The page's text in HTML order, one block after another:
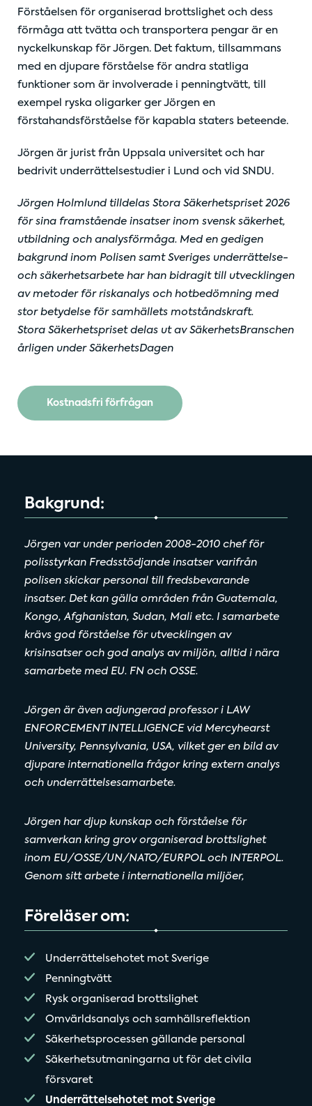
Bakgrund:
Jörgen var under perioden 2008-2010 chef för
polisstyrkan Fredsstödjande insatser varifrån
polisen skickar personal till fredsbevarande
insatser. Det kan gälla områden från Guatemala,
Kongo, Afghanistan, Sudan, Mali etc. I samarbete
krävs god förståelse för utvecklingen av
krisinsatser och god analys av miljön, alltid i nära
samarbete med EU. FN och OSSE.
Jörgen är även adjungerad professor i LAW
ENFORCEMENT INTELLIGENCE vid Mercyhearst
University, Pennsylvania, USA, vilket ger en bild av
djupare internationella frågor kring extern analys
och underrättelsesamarbete.
Jörgen har djup kunskap och förståelse för
samverkan kring grov organiserad brottslighet
inom EU/OSSE/UN/NATO/EURPOL och INTERPOL.
Genom sitt arbete i internationella miljöer,
Föreläser om:
Underrättelsehotet mot Sverige
Penningtvätt
Rysk organiserad brottslighet
Omvärldsanalys och samhällsreflektion
Säkerhetsprocessen gällande personal
Säkerhetsutmaningarna ut för det civila
försvaret
Underrättelsehotet mot Sverige
Förståelsen för organiserad brottslighet och dess
förmåga att tvätta och transportera pengar är en
nyckelkunskap för Jörgen. Det faktum, tillsammans
med en djupare förståelse för andra statliga
funktioner som är involverade i penningtvätt, till
exempel ryska oligarker ger Jörgen en
förstahandsförståelse för kapabla staters beteende.
Jörgen är jurist från Uppsala universitet och har
bedrivit underrättelsestudier i Lund och vid SNDU.
Jörgen Holmlund tilldelas Stora Säkerhetspriset 2026
för sina framstående insatser inom svensk säkerhet,
utbildning och analysförmåga. Med en gedigen
bakgrund inom Polisen samt Sveriges underrättelse-
och säkerhetsarbete har han bidragit till utvecklingen
av metoder för riskanalys och hotbedömning med
stor betydelse för samhällets motståndskraft.
Stora Säkerhetspriset delas ut av SäkerhetsBranschen
årligen under SäkerhetsDagen
Kostnadsfri förfrågan